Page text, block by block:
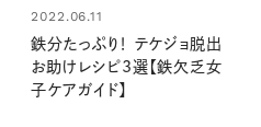
2022.06.11
鉄分たっぷり！ テケジョ脱出
お助けレシピ3選【鉄欠乏女
子ケアガイド】